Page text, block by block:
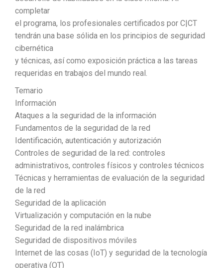
completar
el programa, los profesionales certificados por C|CT
tendrán una base sólida en los principios de seguridad
cibernética
y técnicas, así como exposición práctica a las tareas
requeridas en trabajos del mundo real.
Temario
Información
Ataques a la seguridad de la información
Fundamentos de la seguridad de la red
Identificación, autenticación y autorización
Controles de seguridad de la red: controles
administrativos, controles físicos y controles técnicos
Técnicas y herramientas de evaluación de la seguridad
de la red
Seguridad de la aplicación
Virtualización y computación en la nube
Seguridad de la red inalámbrica
Seguridad de dispositivos móviles
Internet de las cosas (IoT) y seguridad de la tecnología
operativa (OT)